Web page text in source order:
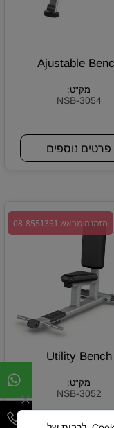
Ajustable
מק"ט:
NSB-3054
פרטים נוספים
הזמנה מראש 08-8551391
Utility Bench
מק"ט:
NSB-3052